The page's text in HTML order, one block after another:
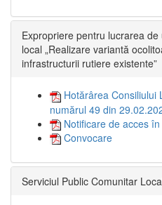
Expropriere pentru lucrarea
local „Realizare variantă
infrastructurii rutiere existente”
Hotărârea Consiliului
numărul 49 din
Notificare de acces
Convocare
Serviciul Public Comunitar